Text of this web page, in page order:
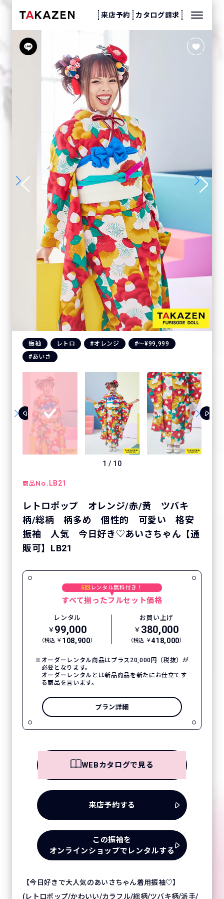
来店予約 カタログ請求
振袖 レトロ #オレンジ
#〜¥99,999
#あいさ
1 / 10
商品No. LB21
レトロポップ オレンジ/赤/黄 ツバキ
柄/総柄 柄多め 個性的 可愛い 格安
振袖 人気 今日好き♡あいさちゃん【通
販可】LB21
5回 レンタル無料付き！
すべて揃ったフルセット価格
レンタル
￥ 99,000
（税込 ￥ 108,900）
お買い上げ
￥ 380,000
（税込 ￥418,000）
オーダーレンタル商品はプラス20,000円（税抜）が
必要となります。
オーダーレンタルとは新品商品を新たにお仕立てす
る商品を言います。
プラン詳細
WEBカタログで見る
来店予約する
この振袖を
オンラインショップでレンタルする
【今日好きで大人気のあいさちゃん着用振袖♡】
(レトロポップ/かわいい/カラフル/総柄/ツバキ柄/派手/